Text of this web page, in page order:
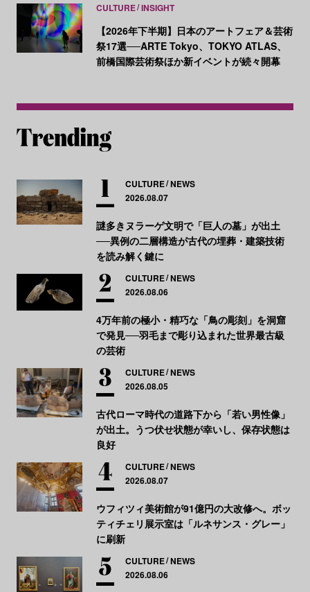
CULTURE INSIGHT
【2026年下半期】日本のアートフェア＆芸術
祭17選──ARTE Tokyo、TOKYO ATLAS、
前橋国際芸術祭ほか新イベントが続々開幕
CULTURE NEWS
2026.08.07
謎多きヌラーゲ文明で「巨人の墓」が出土
──異例の二層構造が古代の埋葬・建築技術
を読み解く鍵に
CULTURE NEWS
2026.08.06
4万年前の極小・精巧な「鳥の彫刻」を洞窟
で発見──羽毛まで彫り込まれた世界最古級
の芸術
CULTURE NEWS
2026.08.05
古代ローマ時代の道路下から「若い男性像」
が出土。うつ伏せ状態が幸いし、保存状態は
良好
CULTURE NEWS
2026.08.07
ウフィツィ美術館が91億円の大改修へ。ボッ
ティチェリ展示室は「ルネサンス・グレー」
に刷新
CULTURE NEWS
2026.08.06